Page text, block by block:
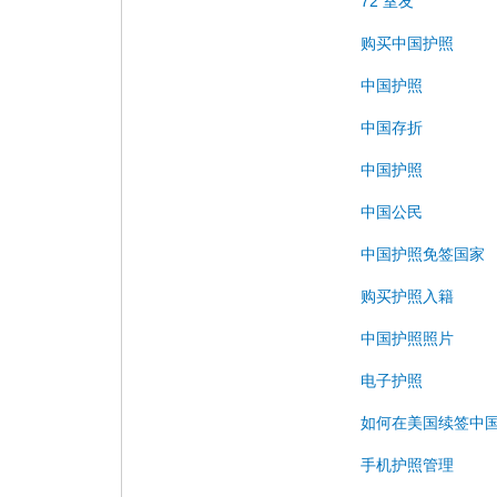
购买中国护照
中国护照
中国存折
中国护照
中国公民
中国护照免签国家
购买护照入籍
中国护照照片
电子护照
如何在美国续签中
手机护照管理